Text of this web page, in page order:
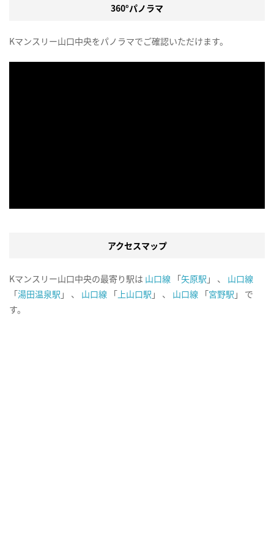
360°パノラマ
Kマンスリー山口中央をパノラマでご確認いただけます。
アクセスマップ
Kマンスリー山口中央の最寄り駅は 山口線 「矢原駅 」 、 山口線
「湯田温泉駅 」 、 山口線 「 上山口駅 」 、 山口線 「宮野駅 」 で
す。